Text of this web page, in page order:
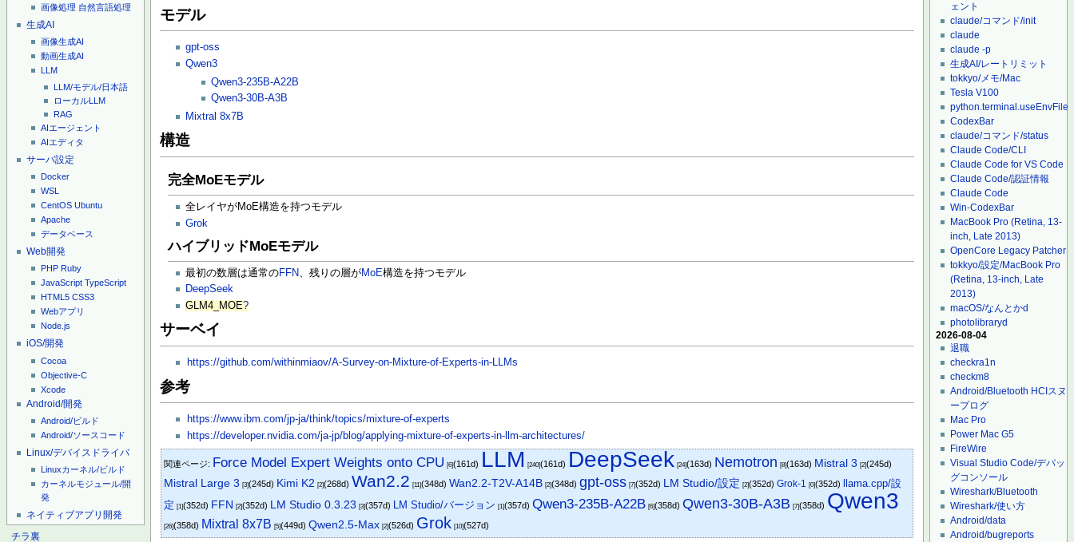
画像処理 自然言語処理
生成AI
画像生成AI
動画生成AI
LLM
LLM/モデル/日本語
ローカルLLM
RAG
AIエージェント
AIエディタ
サーバ設定
Docker
WSL
CentOS Ubuntu
Apache
データベース
Web開発
PHP Ruby
JavaScript TypeScript
HTML5 CSS3
Webアプリ
Node.js
iOS/開発
Cocoa
Objective-C
Xcode
Android/開発
Android/ビルド
Android/ソースコード
Linux/デバイスドライバ
Linuxカーネル/ビルド
カーネルモジュール/開
発
ネイティブアプリ開発
チラ裏
モデル
gpt-oss
Qwen3
Qwen3-235B-A22B
Qwen3-30B-A3B
Mixtral 8x7B
構造
完全MoEモデル
全レイヤがMoE構造を持つモデル
Grok
ハイブリッドMoEモデル
最初の数層は通常のFFN、残りの層がMoE構造を持つモデル
DeepSeek
GLM4_MOE?
サーベイ
https://github.com/withinmiaov/A-Survey-on-Mixture-of-Experts-in-LLMs
参考
https://www.ibm.com/jp-ja/think/topics/mixture-of-experts
https://developer.nvidia.com/ja-jp/blog/applying-mixture-of-experts-in-llm-architectures/
関連ページ: Force Model Expert Weights onto CPU [6](161d) LLM [240](161d) DeepSeek [24](163d) Nemotron [8](163d) Mistral 3 [2](245d)
Mistral Large 3 [3](245d) Kimi K2 [2](268d) Wan2.2 [11](348d)Wan2.2-T2V-A14B [2](348d)gpt-oss [7](352d) LM Studio/設定 [2](352d)Grok-1 [0](352d) llama.cpp/設
定 [1](352d) FFN [2](352d) LM Studio 0.3.23 [3](357d) LM Studio/バージョン [1](357d)Qwen3-235B-A22B [6](358d)Qwen3-30B-A3B [7](358d) Qwen3
[26](358d) Mixtral 8x7B [5](449d)Qwen2.5-Max [2](526d) Grok [10](527d)
ェント
claude/コマンド/init
claude
claude -p
生成AI/レートリミット
tokkyo/メモ/Mac
Tesla V100
python.terminal.useEnvFile
CodexBar
claude/コマンド/status
Claude Code/CLI
Claude Code for VS Code
Claude Code/認証情報
Claude Code
Win-CodexBar
MacBook Pro (Retina, 13-
inch, Late 2013)
OpenCore Legacy Patcher
tokkyo/設定/MacBook Pro
(Retina, 13-inch, Late
2013)
macOS/なんとかd
photolibraryd
2026-08-04
退職
checkra1n
checkm8
Android/Bluetooth HCIスヌ
ープログ
Mac Pro
Power Mac G5
FireWire
Visual Studio Code/デバッ
グコンソール
Wireshark/Bluetooth
Wireshark/使い方
Android/data
Android/bugreports